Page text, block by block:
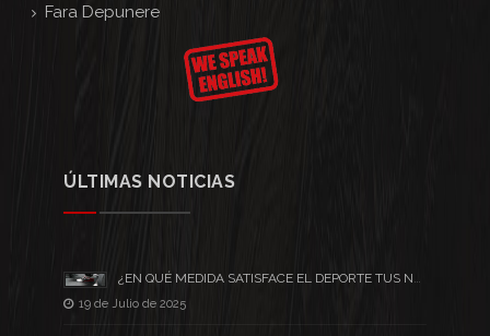
Fara Depunere
ÚLTIMAS NOTICIAS
19 de Julio de 2025